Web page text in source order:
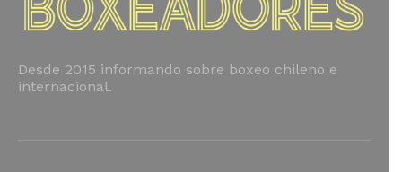
Desde 2015 informando sobre boxeo chileno e
internacional.